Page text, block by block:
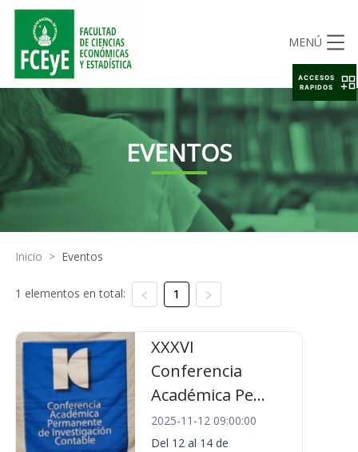
MENÚ
EVENTOS
Inicio > Eventos
1 elementos en total: 1
XXXVI
Conferencia
Académica Pe...
2025-11-12 09:00:00
Del 12 al 14 de
ACCESOS
RAPIDOS